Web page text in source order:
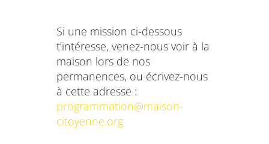
Si une mission ci-dessous
t’intéresse, venez-nous voir à la
maison lors de nos
permanences, ou écrivez-nous
à cette adresse :
programmation@maison-
citoyenne.org